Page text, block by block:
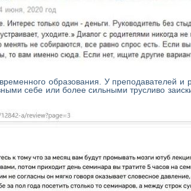
образования. У преподавателей и
себе или более сильными трусливо